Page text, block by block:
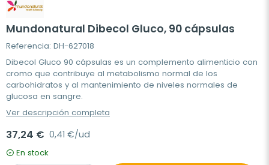
Mundonatural Dibecol Gluco, 90 cápsulas
Referencia: DH-627018
Dibecol Gluco 90 cápsulas es un complemento alimenticio con
cromo que contribuye al metabolismo normal de los
carbohidratos y al mantenimiento de niveles normales de
glucosa en sangre.
Ver descripción completa
37,24 € 0,41 €/ud
En stock